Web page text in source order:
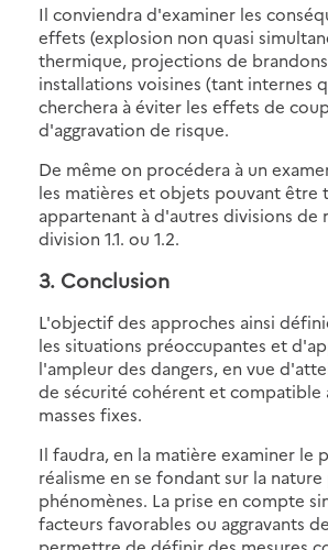
Il conviendra d'examiner les
effets (explosion non quasi
thermique, projections de
installations voisines (tant internes
cherchera à éviter les effets de
d'aggravation de risque.
De même on procédera à un
les matières et objets pouvant être
appartenant à d'autres divisions de
division 1.1. ou 1.2.
3. Conclusion
L'objectif des approches ainsi
les situations préoccupantes et
l'ampleur des dangers, en vue
de sécurité cohérent et compatible
masses fixes.
Il faudra, en la matière examiner le
réalisme en se fondant sur la
phénomènes. La prise en compte
facteurs favorables ou aggravants